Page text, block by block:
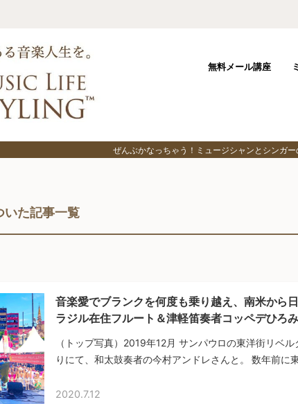
無料メール講座
ぜんぶかなっちゃう！ミュージシャンとシンガ
いた記事一覧
音楽愛でブランクを何度も乗り越え、南米から
ラジル在住フルート＆津軽笛奏者コッペデひろ
（トップ写真）2019年12月 サンパウロの東洋街リベ
りにて、和太鼓奏者の今村アンドレさんと。 数年前に
2020.7.12